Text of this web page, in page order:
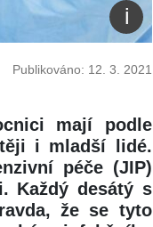
Publikováno: 12. 3. 2021
mají podle
i mladší lidé.
péče (JIP)
Každý desátý s
že se tyto